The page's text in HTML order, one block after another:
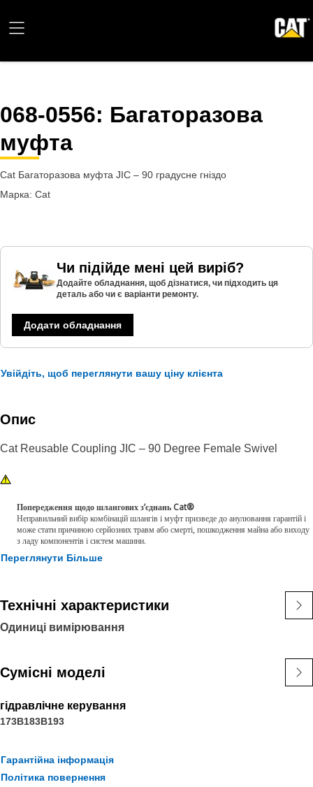
068-0556: Багаторазова
муфта
Cat Багаторазова муфта JIC – 90 градусне гніздо
Марка: Cat
Чи підійде мені цей виріб?
Додайте обладнання, щоб дізнатися, чи підходить ця
деталь або чи є варіанти ремонту.
Додати обладнання
Увійдіть, щоб переглянути вашу ціну клієнта
Опис
Cat Reusable Coupling JIC – 90 Degree Female Swivel
Попередження щодо шлангових з’єднань Cat®
Неправильний вибір комбінацій шлангів і муфт призведе до анулювання гарантій і
може стати причиною серйозних травм або смерті, пошкодження майна або виходу
з ладу компонентів і систем машини.
Переглянути Більше
Технічні характеристики
Одиниці вимірювання
Сумісні моделі
гідравлічне керування
173B183B193
Гарантійна інформація
Політика повернення